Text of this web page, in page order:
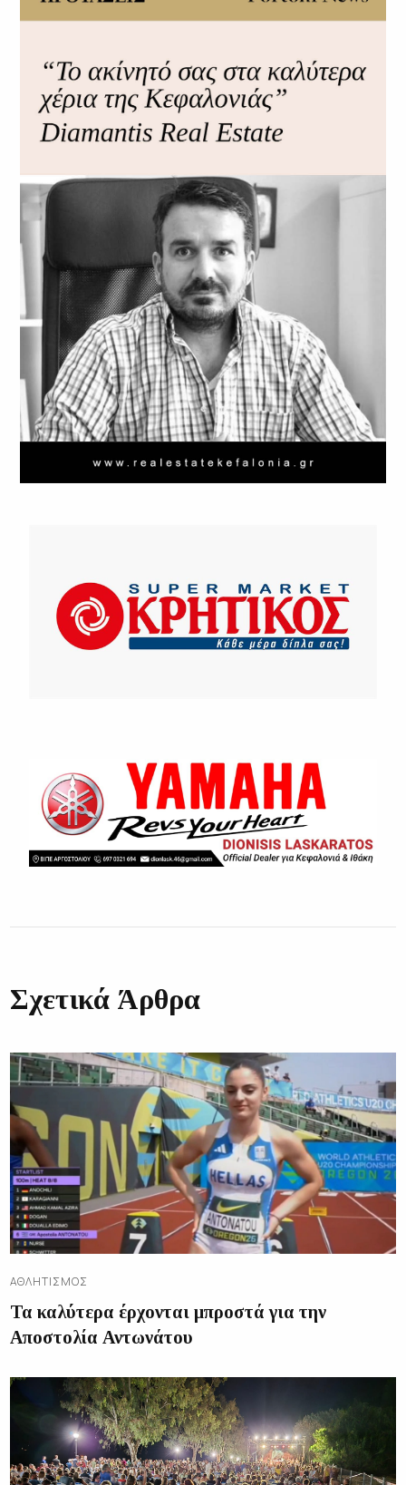
Σχετικά Άρθρα
ΑΘΛΗΤΙΣΜΌΣ
Τα καλύτερα έρχονται μπροστά για την
Αποστολία Αντωνάτου